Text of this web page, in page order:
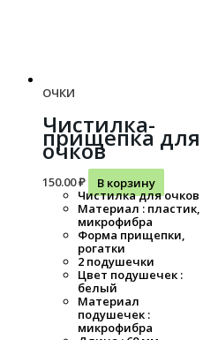
ОЧКИ
Чистилка-
прищепка для
очков
150.00₽
В корзину
Чистилка для очков
Материал : пластик,
микрофибра
Форма прищепки,
рогатки
2 подушечки
Цвет подушечек :
белый
Материал
подушечек :
микрофибра